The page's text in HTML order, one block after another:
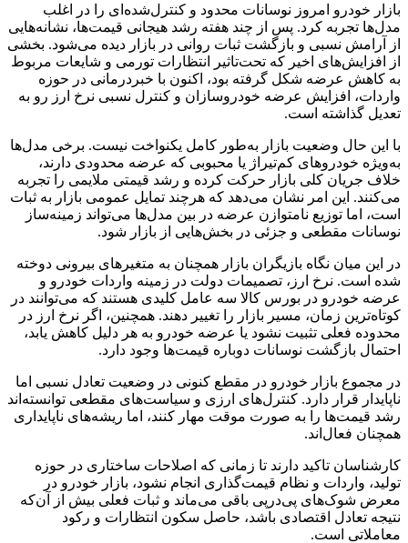
بازار خودرو امروز نوسانات محدود و کنترل‌شده‌ای را در اغلب
مدل‌ها تجربه کرد. پس از چند هفته رشد هیجانی قیمت‌ها، نشانه‌هایی
از آرامش نسبی و بازگشت ثبات روانی در بازار دیده می‌شود. بخشی
از افزایش‌های اخیر که تحت‌تاثیر انتظارات تورمی و شایعات مربوط
به کاهش عرضه شکل گرفته بود، اکنون با خبردرمانی در حوزه
واردات، افزایش عرضه خودروسازان و کنترل نسبی نرخ ارز رو به
تعدیل گذاشته است.
با این حال وضعیت بازار به‌طور کامل یکنواخت نیست. برخی مدل‌ها
به‌ویژه خودروهای کم‌تیراژ یا محبوبی که عرضه محدودی دارند،
خلاف جریان کلی بازار حرکت کرده و رشد قیمتی ملایمی را تجربه
می‌کنند. این امر نشان می‌دهد که هرچند تمایل عمومی بازار به ثبات
است، اما توزیع نامتوازن عرضه در بین مدل‌ها می‌تواند زمینه‌ساز
نوسانات مقطعی و جزئی در بخش‌هایی از بازار شود.
در این میان نگاه بازیگران بازار همچنان به متغیرهای بیرونی دوخته
شده است. نرخ ارز، تصمیمات دولت در زمینه واردات خودرو و
عرضه خودرو در بورس کالا سه عامل کلیدی هستند که می‌توانند در
کوتاه‌ترین زمان، مسیر بازار را تغییر دهند. همچنین، اگر نرخ ارز در
محدوده فعلی تثبیت نشود یا عرضه خودرو به هر دلیل کاهش یابد،
احتمال بازگشت نوسانات دوباره قیمت‌ها وجود دارد.
در مجموع بازار خودرو در مقطع کنونی در وضعیت تعادل نسبی اما
ناپایدار قرار دارد. کنترل‌های ارزی و سیاست‌های مقطعی توانسته‌اند
رشد قیمت‌ها را به صورت موقت مهار کنند، اما ریشه‌های ناپایداری
همچنان فعال‌اند.
کارشناسان تاکید دارند تا زمانی که اصلاحات ساختاری در حوزه
تولید، واردات و نظام قیمت‌گذاری انجام نشود، بازار خودرو در
معرض شوک‌های پی‌درپی باقی می‌ماند و ثبات فعلی بیش از آن‌که
نتیجه تعادل اقتصادی باشد، حاصل سکون انتظارات و رکود
معاملاتی است.